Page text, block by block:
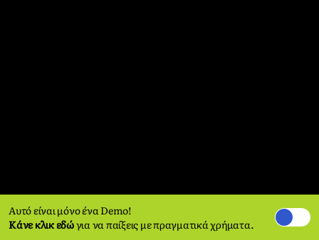
Αυτό είναι μόνο ένα Demo!
Κάνε κλικ εδώγια να παίξεις με πραγματικά χρήματα.